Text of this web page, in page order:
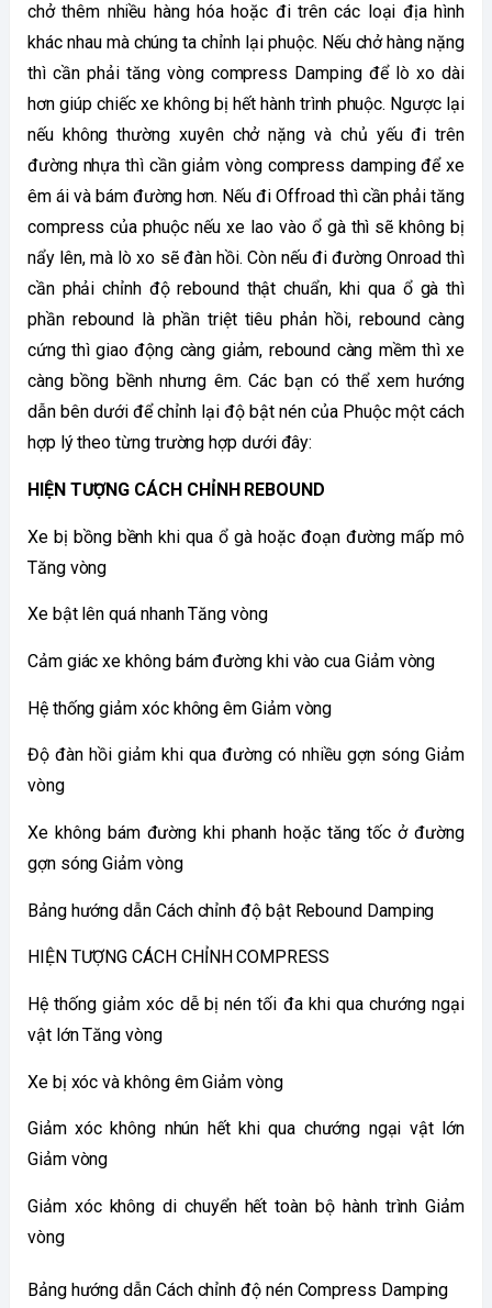
chở thêm nhiều hàng hóa hoặc đi trên các loại địa hình
khác nhau mà chúng ta chỉnh lại phuộc. Nếu chở hàng nặng
thì cần phải tăng vòng compress Damping để lò xo dài
hơn giúp chiếc xe không bị hết hành trình phuộc. Ngược lại
nếu không thường xuyên chở nặng và chủ yếu đi trên
đường nhựa thì cần giảm vòng compress damping để xe
êm ái và bám đường hơn. Nếu đi Offroad thì cần phải tăng
compress của phuộc nếu xe lao vào ổ gà thì sẽ không bị
nẩy lên, mà lò xo sẽ đàn hồi. Còn nếu đi đường Onroad thì
cần phải chỉnh độ rebound thật chuẩn, khi qua ổ gà thì
phần rebound là phần triệt tiêu phản hồi, rebound càng
cứng thì giao động càng giảm, rebound càng mềm thì xe
càng bồng bềnh nhưng êm. Các bạn có thể xem hướng
dẫn bên dưới để chỉnh lại độ bật nén của Phuộc một cách
hợp lý theo từng trường hợp dưới đây:
HIỆN TƯỢNG CÁCH CHỈNH REBOUND
Xe bị bồng bềnh khi qua ổ gà hoặc đoạn đường mấp mô
Tăng vòng
Xe bật lên quá nhanh Tăng vòng
Cảm giác xe không bám đường khi vào cua Giảm vòng
Hệ thống giảm xóc không êm Giảm vòng
Độ đàn hồi giảm khi qua đường có nhiều gợn sóng Giảm
vòng
Xe không bám đường khi phanh hoặc tăng tốc ở đường
gợn sóng Giảm vòng
Bảng hướng dẫn Cách chỉnh độ bật Rebound Damping
HIỆN TƯỢNG CÁCH CHỈNH COMPRESS
Hệ thống giảm xóc dễ bị nén tối đa khi qua chướng ngại
vật lớn Tăng vòng
Xe bị xóc và không êm Giảm vòng
Giảm xóc không nhún hết khi qua chướng ngại vật lớn
Giảm vòng
Giảm xóc không di chuyển hết toàn bộ hành trình Giảm
vòng
Bảng hướng dẫn Cách chỉnh độ nén Compress Damping